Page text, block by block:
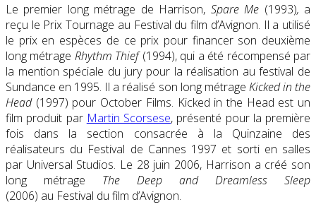
Le premier long métrage de Harrison, Spare Me (1993), a
reçu le Prix Tournage au Festival du film d’Avignon. Il a utilisé
le prix en espèces de ce prix pour financer son deuxième
long métrage Rhythm Thief(1994), qui a été récompensé par
la mention spéciale du jury pour la réalisation au festival de
Sundance en 1995. Il a réalisé son long métrage Kicked in the
Head(1997) pour October Films. Kicked in the Head est un
film produit par Martin Scorsese, présenté pour la première
fois dans la section consacrée à la Quinzaine des
réalisateurs du Festival de Cannes 1997 et sorti en salles
par Universal Studios. Le 28 juin 2006, Harrison a créé son
long métrage The Deep and Dreamless Sleep
(2006) au Festival du film d’Avignon.